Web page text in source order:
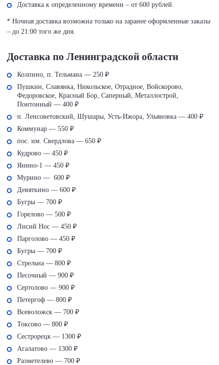
Доставка к определенному времени – от 600 рублей.
* Ночная доставка возможна только на заранее оформленные заказы
– до 21:00 того же дня.
Доставка по Ленинградской области
Колпино, п. Тельмана — 250 ₽
Пушкин, Славянка, Никольское, Отрадное, Войскорово,
Федоровское, Красный Бор, Саперный, Металлострой,
Понтонный — 400 ₽
п. Ленсоветовский, Шушары, Усть-Ижора, Ульяновка — 400 ₽
Коммунар — 550 ₽
пос. им. Свердлова — 650 ₽
Кудрово — 450 ₽
Янино-1 — 450 ₽
Мурино — 600 ₽
Девяткино — 600 ₽
Бугры — 700 ₽
Горелово — 500 ₽
Лисий Нос — 450 ₽
Парголово — 450 ₽
Бугры — 700 ₽
Стрельна — 800 ₽
Песочный — 900 ₽
Сертолово — 900 ₽
Петергоф — 800 ₽
Всеволожск — 700 ₽
Токсово — 800 ₽
Сестрорецк — 1300 ₽
Агалатово — 1300 ₽
Разметелево — 700 ₽